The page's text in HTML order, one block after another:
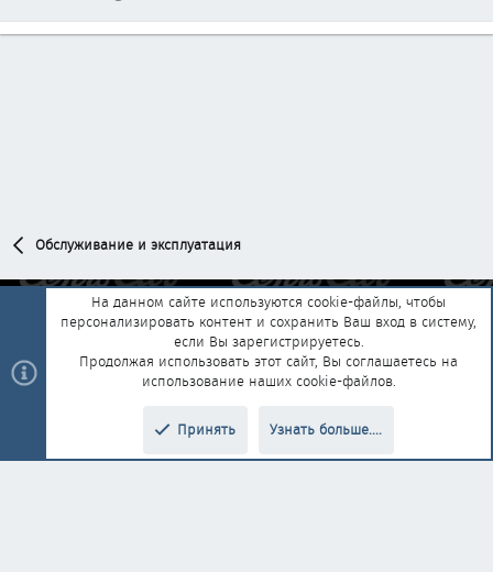
Обслуживание и эксплуатация
Обратная связь
Условия и правила
Политика конфиденциальности
Помощь Главная
R
add-ons by ThemeHouse Перевод от Jumuro®
На данном сайте используются cookie-файлы, чтобы
персонализировать контент и сохранить Ваш вход в систему,
если Вы зарегистрируетесь.
Продолжая использовать этот сайт, Вы соглашаетесь на
использование наших cookie-файлов.
Принять Узнать больше....